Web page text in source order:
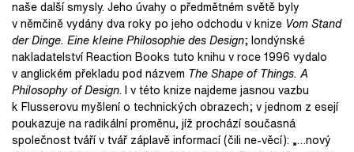
naše další smysly. Jeho úvahy o předmětném světě byly
v němčině vydány dva roky po jeho odchodu v knize Vom Stand
der Dinge. Eine kleine Philosophie des Design; londýnské
nakladatelství Reaction Books tuto knihu v roce 1996 vydalo
v anglickém překladu pod názvem The Shape of Things. A
Philosophy of Design. I v této knize najdeme jasnou vazbu
k Flusserovu myšlení o technických obrazech; v jednom z esejí
poukazuje na radikální proměnu, jíž prochází současná
společnost tváří v tvář záplavě informací (čili ne-věcí): „…nový